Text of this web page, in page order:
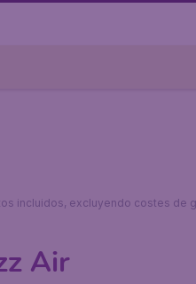
incluidos, excluyendo costes de
Air